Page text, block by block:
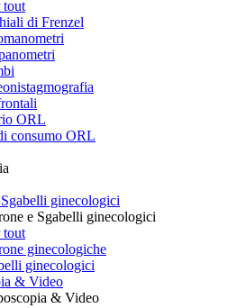
tout
di Frenzel
ORL
consumo ORL
ginecologici
e Sgabelli ginecologici
tout
ginecologiche
ginecologici
& Video
& Video